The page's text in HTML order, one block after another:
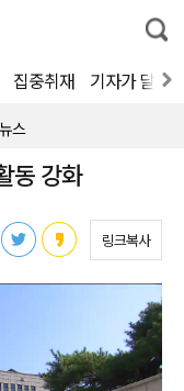
통
합
색
집중취재 기자가 달려
스
동 강화
링크복사